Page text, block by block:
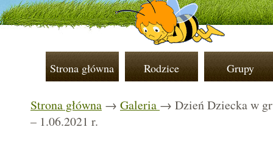
Strona główna Rodzice Grupy
Strona główna → Galeria → Dzień Dziecka w
– 1.06.2021 r.